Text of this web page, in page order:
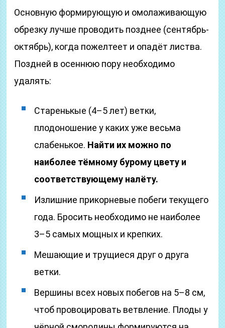
Основную формирующую и омолаживающую
обрезку лучше проводить позднее (сентябрь-
октябрь), когда пожелтеет и опадёт листва.
Поздней в осеннюю пору необходимо
удалять:
Старенькые (4–5 лет) ветки,
плодоношение у каких уже весьма
слабенькое. Найти их можно по
наиболее тёмному бурому цвету и
соответствующему налёту.
Излишние прикорневые побеги текущего
года. Бросить необходимо не наиболее
3–5 самых мощных и крепких.
Мешающие и трущиеся друг о друга
ветки.
Вершины всех новых побегов на 5–8 см,
чтоб провоцировать ветвление. Плоды у